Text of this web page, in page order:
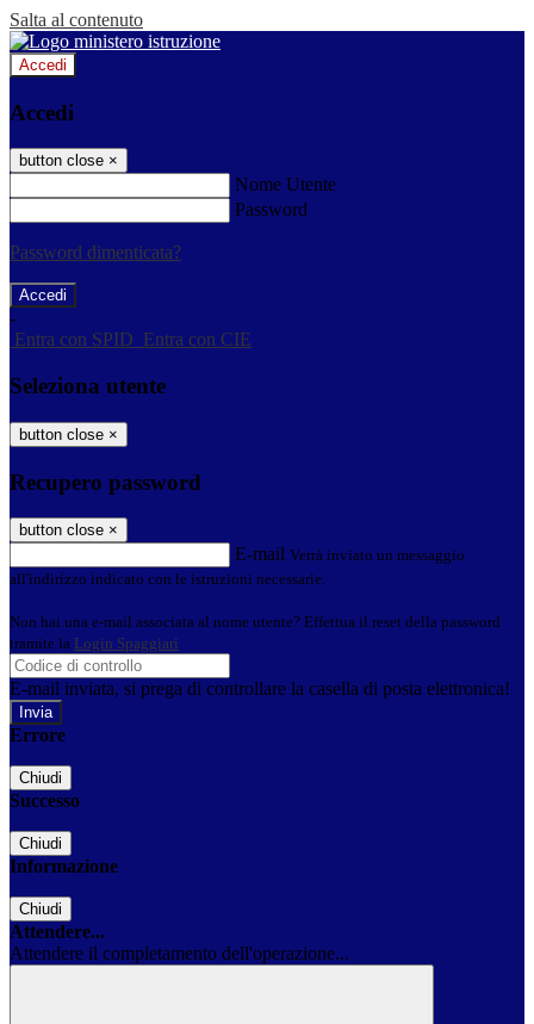
Salta al contenuto
Accedi
Accedi
button close ×
Nome Utente
Password
Password dimenticata?
-
Entra con SPID Entra con CIE
Seleziona utente
button close ×
Recupero password
button close ×
E-mail Verrà inviato un messaggio
all'indirizzo indicato con le istruzioni necessarie.
Non hai una e-mail associata al nome utente? Effettua il reset della password
tramite la Login Spaggiari
E-mail inviata, si prega di controllare la casella di posta elettronica!
Errore
Chiudi
Successo
Chiudi
Informazione
Chiudi
Attendere...
Attendere il completamento dell'operazione...